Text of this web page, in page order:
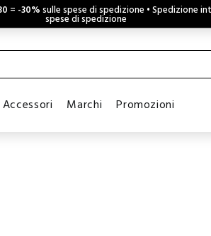
= -30%sulle spese di spedizione • Spedizione
spese di spedizione
Accessori Marchi Promozioni